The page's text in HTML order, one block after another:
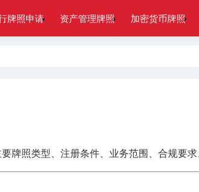
牌照申请 资产管理牌照 加密货币牌照
牌照类型、注册条件、业务范围、合规要求